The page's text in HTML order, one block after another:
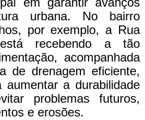
urbana. No bairro
por exemplo, a Rua
recebendo a tão
acompanhada
de drenagem eficiente,
aumentar a durabilidade
problemas futuros,
e erosões.